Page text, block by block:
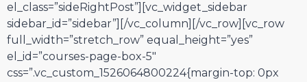
el_class=”sideRightPost”][vc_widget_sidebar
sidebar_id=”sidebar”][/vc_column][/vc_row][vc_row
full_width=”stretch_row” equal_height=”yes”
el_id=”courses-page-box-5″
css=”.vc_custom_1526064800224{margin-top: 0px